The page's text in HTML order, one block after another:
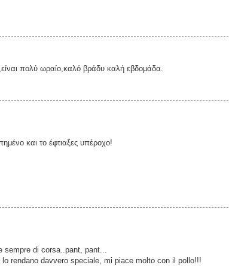
πολύ ωραίο,καλό βράδυ καλή εβδομάδα.
και το έφτιαξες υπέροχο!
di corsa..pant, pant...
rendano davvero speciale, mi piace molto con il pollo!!!